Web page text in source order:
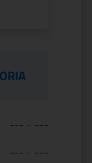
--- ---
--- ---